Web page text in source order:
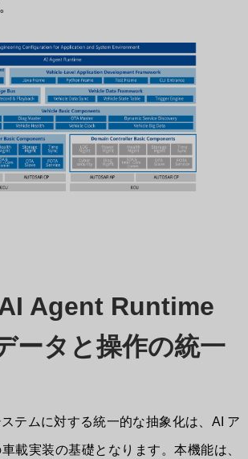
Agent Runtime
ータと操作の統一
テムに対する統一的な抽象化は、AI ア
載実装の基礎となります。本機能は、